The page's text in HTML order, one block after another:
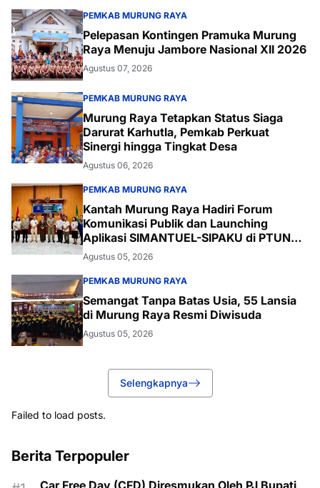
PEMKAB MURUNG RAYA
Pelepasan Kontingen Pramuka Murung
Raya Menuju Jambore Nasional XII 2026
Agustus 07, 2026
PEMKAB MURUNG RAYA
Murung Raya Tetapkan Status Siaga
Darurat Karhutla, Pemkab Perkuat
Sinergi hingga Tingkat Desa
Agustus 06, 2026
PEMKAB MURUNG RAYA
Kantah Murung Raya Hadiri Forum
Komunikasi Publik dan Launching
Aplikasi SIMANTUEL-SIPAKU di PTUN
Palangka Raya
Agustus 05, 2026
PEMKAB MURUNG RAYA
Semangat Tanpa Batas Usia, 55 Lansia
di Murung Raya Resmi Diwisuda
Agustus 05, 2026
Selengkapnya
Failed to load posts.
Berita Terpopuler